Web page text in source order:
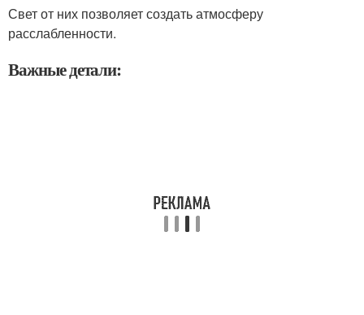
Свет от них позволяет создать атмосферу
расслабленности.
Важные детали: